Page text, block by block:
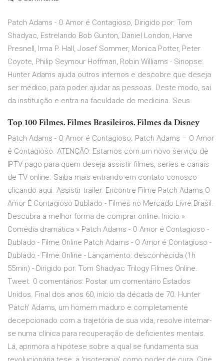
Patch Adams - O Amor é Contagioso, Dirigido por: Tom
Shadyac, Estrelando Bob Gunton, Daniel London, Harve
Presnell, Irma P. Hall, Josef Sommer, Monica Potter, Peter
Coyote, Philip Seymour Hoffman, Robin Williams - Sinopse:
Hunter Adams ajuda outros internos e descobre que deseja
ser médico, para poder ajudar as pessoas. Deste modo, sai
da instituição e entra na faculdade de medicina. Seus
Top 100 Filmes. Filmes Brasileiros. Filmes da Disney
Patch Adams - O Amor é Contagioso. Patch Adams – O Amor
é Contagioso. ATENÇÃO: Estamos com um novo serviço de
IPTV pago para quem deseja assistir filmes, series e canais
de TV online. Saiba mais entrando em contato conosco
clicando aqui. Assistir trailer. Encontre Filme Patch Adams O
Amor É Contagioso Dublado - Filmes no Mercado Livre Brasil.
Descubra a melhor forma de comprar online. Inicio »
Comédia dramática » Patch Adams - O Amor é Contagioso -
Dublado - Filme Online Patch Adams - O Amor é Contagioso -
Dublado - Filme Online - Lançamento: desconhecida (1h
55min) - Dirigido por: Tom Shadyac Trilogy Filmes Online.
Tweet. 0 comentários: Postar um comentário Estados
Unidos. Final dos anos 60, início da década de 70. Hunter
'Patch' Adams, um homem maduro e completamente
decepcionado com a trajetória de sua vida, resolve internar-
se numa clínica para recuperação de deficientes mentais.
Lá, aprimora a hipótese sobre a qual se fundamenta sua